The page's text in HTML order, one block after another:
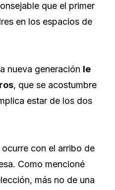
que el primer
en los espacios de
nueva generación le
, que se acostumbre
estar de los dos
con el arribo de
Como mencioné
más no de una